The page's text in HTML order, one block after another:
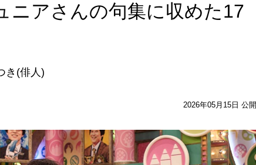
ニアさんの句集に収めた17
き(俳人)
2026年05月15日 公開